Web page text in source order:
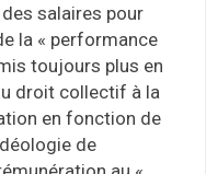
salaires pour
la « performance
toujours plus en
droit collectif à la
en fonction de
de